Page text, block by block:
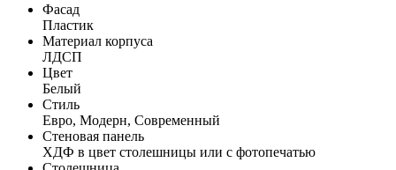
Фасад
Пластик
Материал корпуса
ЛДСП
Цвет
Белый
Стиль
Евро, Модерн, Современный
Стеновая панель
ХДФ в цвет столешницы или с фотопечатью